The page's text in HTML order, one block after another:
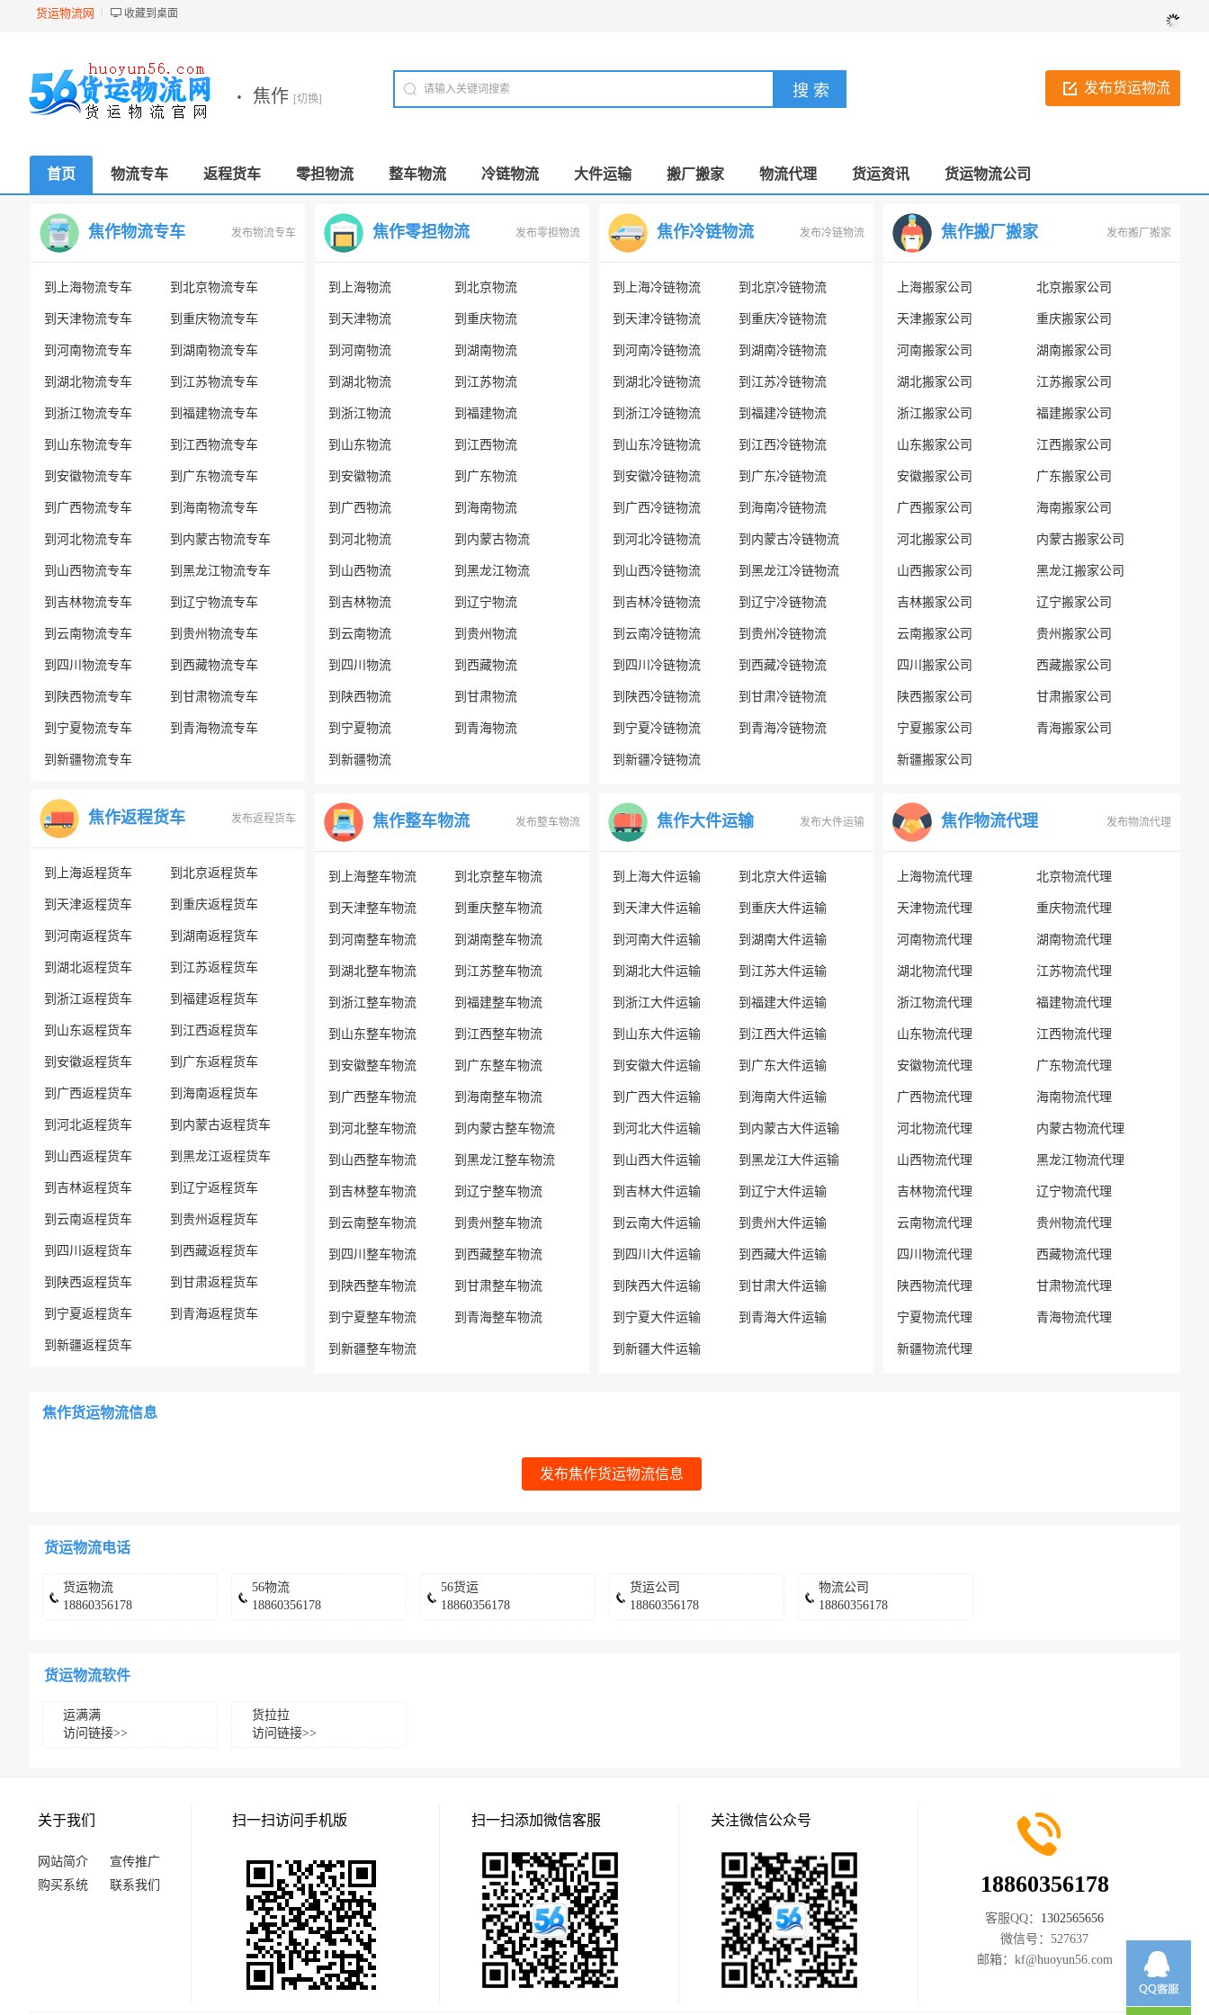
货运物流网 收藏到桌面
发布货运物流
· 焦作 [切换]
首页 物流专车 返程货车 零担物流 整车物流 冷链物流 大件运输 搬厂搬家 物流代理 货运资讯 货运物流公司
焦作物流专车 发布物流专车
到上海物流专车 到北京物流专车
到天津物流专车 到重庆物流专车
到河南物流专车 到湖南物流专车
到湖北物流专车 到江苏物流专车
到浙江物流专车 到福建物流专车
到山东物流专车 到江西物流专车
到安徽物流专车 到广东物流专车
到广西物流专车 到海南物流专车
到河北物流专车 到内蒙古物流专车
到山西物流专车 到黑龙江物流专车
到吉林物流专车 到辽宁物流专车
到云南物流专车 到贵州物流专车
到四川物流专车 到西藏物流专车
到陕西物流专车 到甘肃物流专车
到宁夏物流专车 到青海物流专车
到新疆物流专车
焦作返程货车 发布返程货车
到上海返程货车 到北京返程货车
到天津返程货车 到重庆返程货车
到河南返程货车 到湖南返程货车
到湖北返程货车 到江苏返程货车
到浙江返程货车 到福建返程货车
到山东返程货车 到江西返程货车
到安徽返程货车 到广东返程货车
到广西返程货车 到海南返程货车
到河北返程货车 到内蒙古返程货车
到山西返程货车 到黑龙江返程货车
到吉林返程货车 到辽宁返程货车
到云南返程货车 到贵州返程货车
到四川返程货车 到西藏返程货车
到陕西返程货车 到甘肃返程货车
到宁夏返程货车 到青海返程货车
到新疆返程货车
焦作零担物流 发布零担物流
到上海物流 到北京物流
到天津物流 到重庆物流
到河南物流 到湖南物流
到湖北物流 到江苏物流
到浙江物流 到福建物流
到山东物流 到江西物流
到安徽物流 到广东物流
到广西物流 到海南物流
到河北物流 到内蒙古物流
到山西物流 到黑龙江物流
到吉林物流 到辽宁物流
到云南物流 到贵州物流
到四川物流 到西藏物流
到陕西物流 到甘肃物流
到宁夏物流 到青海物流
到新疆物流
焦作整车物流 发布整车物流
到上海整车物流 到北京整车物流
到天津整车物流 到重庆整车物流
到河南整车物流 到湖南整车物流
到湖北整车物流 到江苏整车物流
到浙江整车物流 到福建整车物流
到山东整车物流 到江西整车物流
到安徽整车物流 到广东整车物流
到广西整车物流 到海南整车物流
到河北整车物流 到内蒙古整车物流
到山西整车物流 到黑龙江整车物流
到吉林整车物流 到辽宁整车物流
到云南整车物流 到贵州整车物流
到四川整车物流 到西藏整车物流
到陕西整车物流 到甘肃整车物流
到宁夏整车物流 到青海整车物流
到新疆整车物流
焦作冷链物流 发布冷链物流
到上海冷链物流 到北京冷链物流
到天津冷链物流 到重庆冷链物流
到河南冷链物流 到湖南冷链物流
到湖北冷链物流 到江苏冷链物流
到浙江冷链物流 到福建冷链物流
到山东冷链物流 到江西冷链物流
到安徽冷链物流 到广东冷链物流
到广西冷链物流 到海南冷链物流
到河北冷链物流 到内蒙古冷链物流
到山西冷链物流 到黑龙江冷链物流
到吉林冷链物流 到辽宁冷链物流
到云南冷链物流 到贵州冷链物流
到四川冷链物流 到西藏冷链物流
到陕西冷链物流 到甘肃冷链物流
到宁夏冷链物流 到青海冷链物流
到新疆冷链物流
焦作大件运输 发布大件运输
到上海大件运输 到北京大件运输
到天津大件运输 到重庆大件运输
到河南大件运输 到湖南大件运输
到湖北大件运输 到江苏大件运输
到浙江大件运输 到福建大件运输
到山东大件运输 到江西大件运输
到安徽大件运输 到广东大件运输
到广西大件运输 到海南大件运输
到河北大件运输 到内蒙古大件运输
到山西大件运输 到黑龙江大件运输
到吉林大件运输 到辽宁大件运输
到云南大件运输 到贵州大件运输
到四川大件运输 到西藏大件运输
到陕西大件运输 到甘肃大件运输
到宁夏大件运输 到青海大件运输
到新疆大件运输
焦作搬厂搬家 发布搬厂搬家
上海搬家公司 北京搬家公司
天津搬家公司 重庆搬家公司
河南搬家公司 湖南搬家公司
湖北搬家公司 江苏搬家公司
浙江搬家公司 福建搬家公司
山东搬家公司 江西搬家公司
安徽搬家公司 广东搬家公司
广西搬家公司 海南搬家公司
河北搬家公司 内蒙古搬家公司
山西搬家公司 黑龙江搬家公司
吉林搬家公司 辽宁搬家公司
云南搬家公司 贵州搬家公司
四川搬家公司 西藏搬家公司
陕西搬家公司 甘肃搬家公司
宁夏搬家公司 青海搬家公司
新疆搬家公司
焦作物流代理 发布物流代理
上海物流代理 北京物流代理
天津物流代理 重庆物流代理
河南物流代理 湖南物流代理
湖北物流代理 江苏物流代理
浙江物流代理 福建物流代理
山东物流代理 江西物流代理
安徽物流代理 广东物流代理
广西物流代理 海南物流代理
河北物流代理 内蒙古物流代理
山西物流代理 黑龙江物流代理
吉林物流代理 辽宁物流代理
云南物流代理 贵州物流代理
四川物流代理 西藏物流代理
陕西物流代理 甘肃物流代理
宁夏物流代理 青海物流代理
新疆物流代理
焦作货运物流信息
发布焦作货运物流信息
货运物流电话
货运物流
18860356178
56物流
18860356178
56货运
18860356178
货运公司
18860356178
物流公司
18860356178
货运物流软件
运满满
访问链接>>
货拉拉
访问链接>>
关于我们
网站简介
宣传推广
购买系统
联系我们
扫一扫访问手机版 扫一扫添加微信客服 关注微信公众号
18860356178
客服QQ： 1302565656
微信号： 527637
邮箱： kf@huoyun56.com